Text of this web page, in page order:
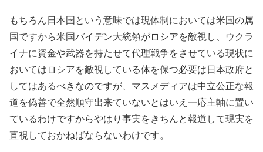
もちろん日本国という意味では現体制においては米国の属
国ですから米国バイデン大統領がロシアを敵視し、ウクラ
イナに資金や武器を持たせて代理戦争をさせている現状に
おいてはロシアを敵視している体を保つ必要は日本政府と
してはあるべきなのですが、マスメディアは中立公正な報
道を偽善で全然順守出来ていないとはいえ一応主軸に置い
ているわけですからやはり事実をきちんと報道して現実を
直視しておかねばならないわけです。